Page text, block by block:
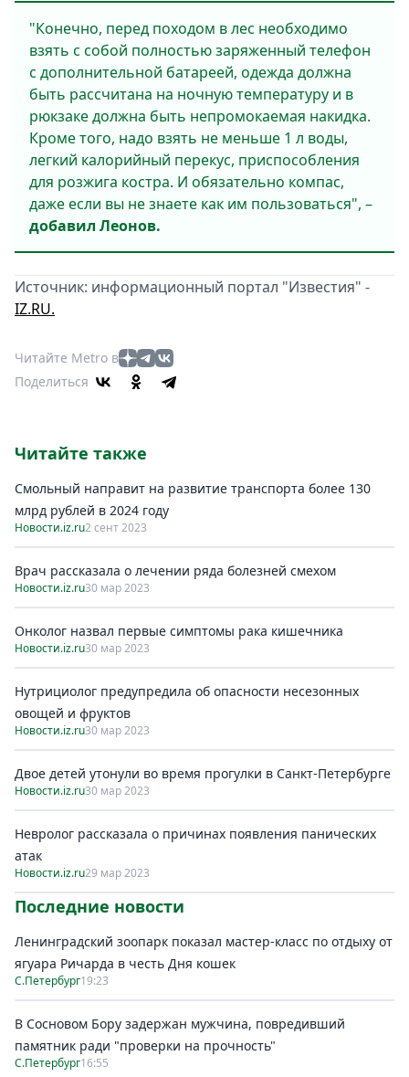
"Конечно, перед походом в лес необходимо
взять с собой полностью заряженный телефон
с дополнительной батареей, одежда должна
быть рассчитана на ночную температуру и в
рюкзаке должна быть непромокаемая накидка.
Кроме того, надо взять не меньше 1 л воды,
легкий калорийный перекус, приспособления
для розжига костра. И обязательно компас,
даже если вы не знаете как им пользоваться", –
добавил Леонов.
Источник: информационный портал "Известия" -
IZ.RU.
Читайте Metro в
Поделиться
Читайте также
Смольный направит на развитиe транспорта болee 130
млрд рублeй в 2024 году
Новости.iz.ru2 сент 2023
Врач рассказала о лечении ряда болезней смехом
Новости.iz.ru30 мар 2023
Онколог назвал первые симптомы рака кишечника
Новости.iz.ru30 мар 2023
Нутрициолог предупредила об опасности несезонных
овощей и фруктов
Новости.iz.ru30 мар 2023
Двое детей утонули во время прогулки в Санкт-Петербурге
Новости.iz.ru30 мар 2023
Невролог рассказала о причинах появления панических
атак
Новости.iz.ru29 мар 2023
Последние новости
Ленинградский зоопарк показал мастер-класс по отдыху от
ягуара Ричарда в честь Дня кошек
С.Петербург19:23
В Сосновом Бору задержан мужчина, повредивший
памятник ради "проверки на прочность"
С.Петербург16:55